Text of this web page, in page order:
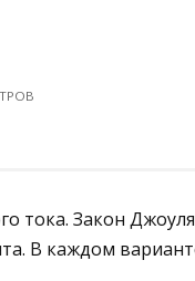
тока. Закон
В каждом